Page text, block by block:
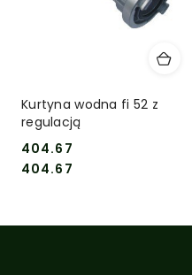
Kurtyna wodna fi 52 z
regulacją
Cena:
404.67
Cena:
404.67